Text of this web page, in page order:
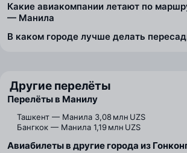
Какие авиакомпании летают по
— Манила
В каком городе лучше делать
Другие перелёты
Перелёты в Манилу
Ташкент — Манила 3,08 млн UZS
Бангкок — Манила 1,19 млн UZS
Авиабилеты в другие города из